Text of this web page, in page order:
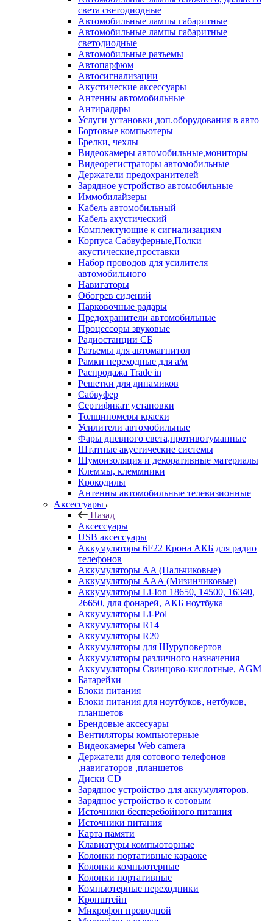
света светодиодные
Автомобильные лампы габаритные
Автомобильные лампы габаритные
светодиодные
Автомобильные разъемы
Автопарфюм
Автосигнализации
Акустические аксессуары
Антенны автомобильные
Антирадары
Услуги установки доп.оборудования в авто
Бортовые компьютеры
Брелки, чехлы
Видеокамеры автомобильные,мониторы
Видеорегистраторы автомобильные
Держатели предохранителей
Зарядное устройство автомобильные
Иммобилайзеры
Кабель автомобильный
Кабель акустический
Комплектующие к сигнализациям
Корпуса Сабвуферные,Полки
акустические,проставки
Набор проводов для усилителя
автомобильного
Навигаторы
Обогрев сидений
Парковочные радары
Предохранители автомобильные
Процессоры звуковые
Радиостанции СБ
Разъемы для автомагнитол
Рамки переходные для а/м
Распродажа Trade in
Решетки для динамиков
Сабвуфер
Сертификат установки
Толщиномеры краски
Усилители автомобильные
Фары дневного света,противотуманные
Штатные акустические системы
Шумоизоляция и декоративные материалы
Клеммы, клеммники
Крокодилы
Антенны автомобильные телевизионные
Аксессуары
Назад
Аксессуары
USB аксессуары
Аккумуляторы 6F22 Крона АКБ для радио
телефонов
Аккумуляторы AA (Пальчиковые)
Аккумуляторы AAA (Мизинчиковые)
Аккумуляторы Li-Ion 18650, 14500, 16340,
26650, для фонарей, АКБ ноутбука
Аккумуляторы Li-Pol
Аккумуляторы R14
Аккумуляторы R20
Аккумуляторы для Шуруповертов
Аккумуляторы различного назначения
Аккумуляторы Свинцово-кислотные, AGM
Батарейки
Блоки питания
Блоки питания для ноутбуков, нетбуков,
планшетов
Брендовые аксесуары
Вентиляторы компьютерные
Видеокамеры Web camera
Держатели для сотового телефонов
,навигаторов ,планшетов
Диски CD
Зарядное устройство для аккумуляторов.
Зарядное устройство к сотовым
Источники бесперебойного питания
Источники питания
Карта памяти
Клавиатуры компьюторные
Колонки портативные караоке
Колонки компьютерные
Колонки портативные
Компьютерные переходники
Кронштейн
Микрофон проводной